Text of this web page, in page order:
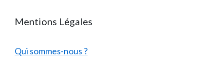
Mentions Légales
Qui sommes-nous ?